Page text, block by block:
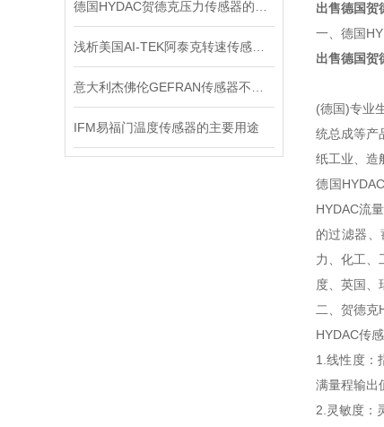
IFM易福门温度传感器的主要用途
出售德国贺
一、德国
出售德国贺
(德国)专业
统总成等产
纸工业、造
德国
HYDAC流
的过滤器
力、化工、
度、英国、
二、贺德克
HYDAC传
1.线性度：
满量程输出
2.灵敏度：